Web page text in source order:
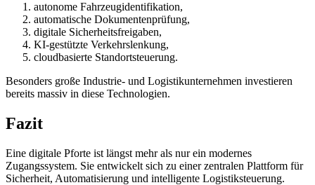
autonome Fahrzeugidentifikation,
automatische Dokumentenprüfung,
digitale Sicherheitsfreigaben,
KI-gestützte Verkehrslenkung,
cloudbasierte Standortsteuerung.
Besonders große Industrie- und Logistikunternehmen investieren
bereits massiv in diese Technologien.
Fazit
Eine digitale Pforte ist längst mehr als nur ein modernes
Zugangssystem. Sie entwickelt sich zu einer zentralen Plattform für
Sicherheit, Automatisierung und intelligente Logistiksteuerung.